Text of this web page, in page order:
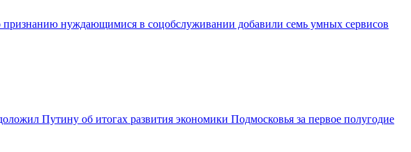
признанию нуждающимися в соцобслуживании добавили семь умных сервисов
Путину об итогах развития экономики Подмосковья за первое полугодие